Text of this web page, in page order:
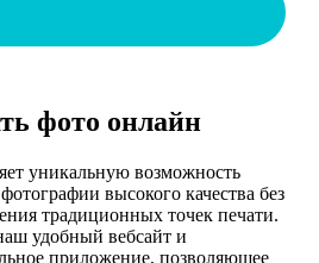
фото онлайн
уникальную возможность
высокого качества без
традиционных точек печати.
удобный вебсайт и
приложение, позволяющее